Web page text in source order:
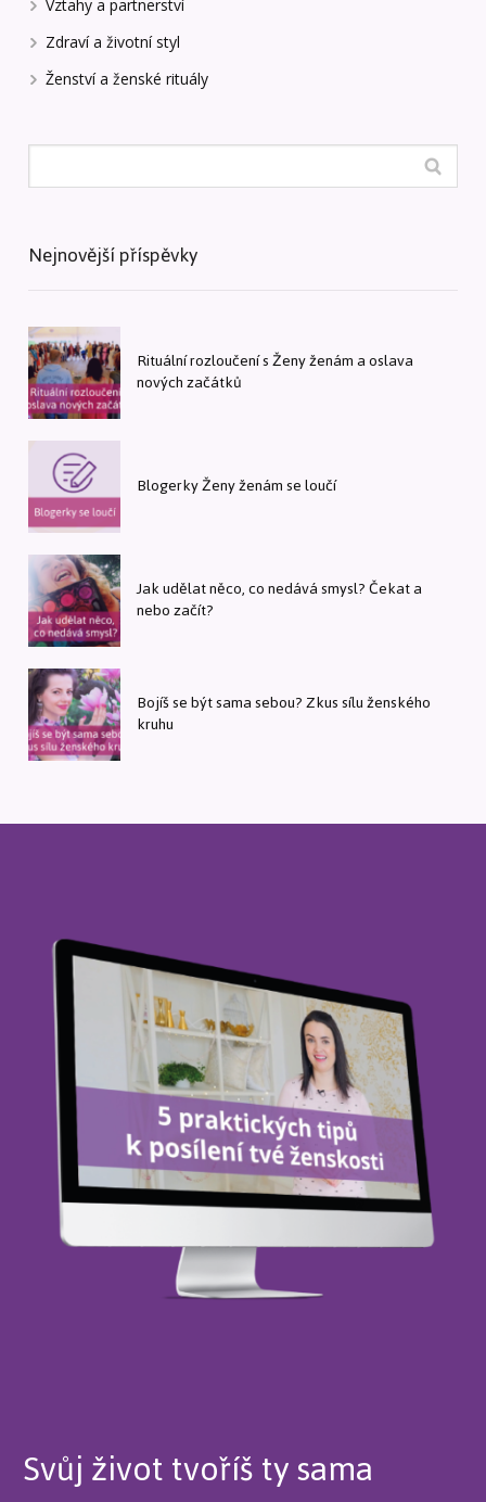
Vztahy a partnerství
Zdraví a životní styl
Ženství a ženské rituály
Nejnovější příspěvky
Rituální rozloučení s Ženy ženám a oslava
nových začátků
Blogerky Ženy ženám se loučí
Jak udělat něco, co nedává smysl? Čekat a
nebo začít?
Bojíš se být sama sebou? Zkus sílu ženského
kruhu
Svůj život tvoříš ty sama